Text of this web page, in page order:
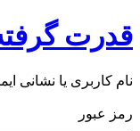
قدرت
نام کاربری یا نشانی
رمز عبور